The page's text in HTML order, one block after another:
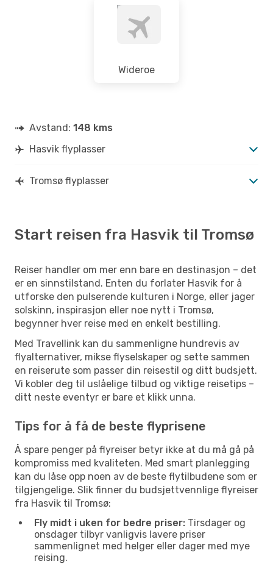
Wideroe
Avstand: 148 kms
Hasvik flyplasser
Tromsø flyplasser
Start reisen fra Hasvik til Tromsø
Reiser handler om mer enn bare en destinasjon – det
er en sinnstilstand. Enten du forlater Hasvik for å
utforske den pulserende kulturen i Norge, eller jager
solskinn, inspirasjon eller noe nytt i Tromsø,
begynner hver reise med en enkelt bestilling.
Med Travellink kan du sammenligne hundrevis av
flyalternativer, mikse flyselskaper og sette sammen
en reiserute som passer din reisestil og ditt budsjett.
Vi kobler deg til uslåelige tilbud og viktige reisetips –
ditt neste eventyr er bare et klikk unna.
Tips for å få de beste flyprisene
Å spare penger på flyreiser betyr ikke at du må gå på
kompromiss med kvaliteten. Med smart planlegging
kan du låse opp noen av de beste flytilbudene som er
tilgjengelige. Slik finner du budsjettvennlige flyreiser
fra Hasvik til Tromsø:
Fly midt i uken for bedre priser: Tirsdager og
onsdager tilbyr vanligvis lavere priser
sammenlignet med helger eller dager med mye
reising.